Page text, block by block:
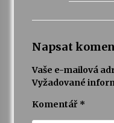
Napsat
Vaše e-mailová
Vyžadované
Komentář *